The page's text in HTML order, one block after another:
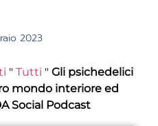
2023
" Tutti " Gli psichedelici
mondo interiore ed
Social Podcast